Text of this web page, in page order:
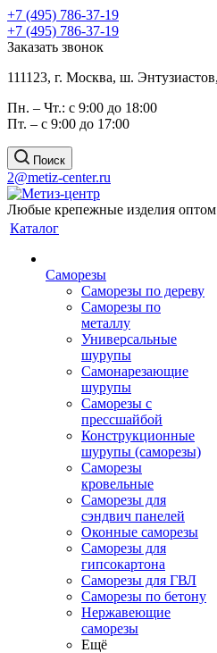
+7 (495) 786-37-19
+7 (495) 786-37-19
Заказать звонок
111123, г. Москва, ш.
Пн. – Чт.: с 9:00 до 18:00
Пт. – с 9:00 до 17:00
Поиск
2@metiz-center.ru
Любые крепежные изделия
Каталог
Саморезы
Саморезы по дереву
Саморезы по
металлу
Универсальные
шурупы
Самонарезающие
шурупы
Саморезы с
прессшайбой
Конструкционные
шурупы (саморезы)
Саморезы
кровельные
Саморезы для
сэндвич панелей
Оконные саморезы
Саморезы для
гипсокартона
Саморезы для ГВЛ
Саморезы по бетону
Нержавеющие
саморезы
Ещё